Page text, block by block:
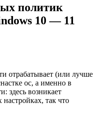
политик
10 — 11
отрабатывает (или лучше
ос, а именно в
здесь возникает
так что